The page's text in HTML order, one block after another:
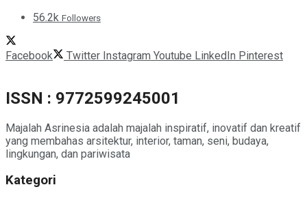
56.2k Followers
Facebook Twitter Instagram Youtube LinkedIn Pinterest
ISSN : 9772599245001
Majalah Asrinesia adalah majalah inspiratif, inovatif dan kreatif
yang membahas arsitektur, interior, taman, seni, budaya,
lingkungan, dan pariwisata
Kategori